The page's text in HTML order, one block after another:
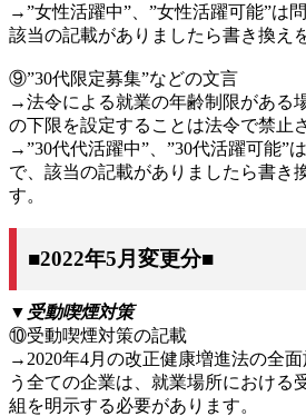
→”女性活躍中”、”女性活躍可能”は
該当の記載がありましたら書き換え
⑨”30代限定募集”などの文言
→法令による就業の年齢制限がある
の下限を設定することは法令で禁止
→”30代代活躍中”、”30代活躍可能”
で、該当の記載がありましたら書き
す。
■2022年5月変更分■
▼受動喫煙対策
⑩受動喫煙対策の記載
→2020年4月の改正健康増進法の全
う全ての企業は、就業場所における
組を明示する必要があります。